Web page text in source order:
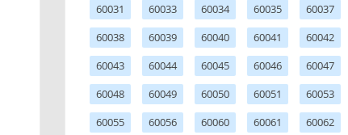
60031
60033 60034 60035
60037
60038
60039 60040 60041
60042
60043
60044 60045 60046
60047
60048
60049 60050 60051
60053
60055
60056 60060 60061
60062